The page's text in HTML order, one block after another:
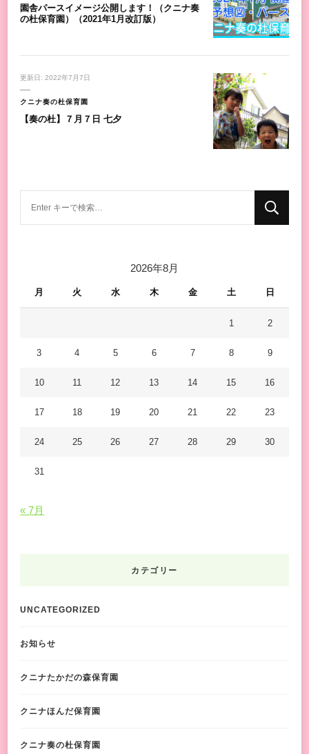
園舎パースイメージ公開します！（クニナ奏
の杜保育園）（2021年1月改訂版）
更新日: 2022年7月7日
クニナ奏の杜保育園
【奏の杜】７月７日 七夕
2026年8月
月 火 水 木 金 土 日
1 2
3 4 5 6 7 8 9
10 11 12 13 14 15 16
17 18 19 20 21 22 23
24 25 26 27 28 29 30
31
« 7月
カテゴリー
UNCATEGORIZED
お知らせ
クニナたかだの森保育園
クニナほんだ保育園
クニナ奏の杜保育園